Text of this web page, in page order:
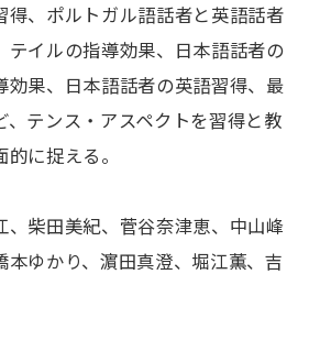
得、ポルトガル語話者と英語話者
テイルの指導効果、日本語話者の
効果、日本語話者の英語習得、最
、テンス・アスペクトを習得と教
に捉える。
、柴田美紀、菅谷奈津恵、中山峰
本ゆかり、濵田真澄、堀江薫、吉